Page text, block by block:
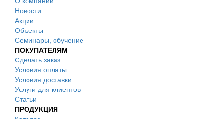
Новости
Акции
Объекты
Семинары, обучение
ПОКУПАТЕЛЯМ
Сделать заказ
Условия оплаты
Условия доставки
Услуги для клиентов
Статьи
ПРОДУКЦИЯ